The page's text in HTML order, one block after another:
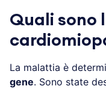
Quali sono
La malattia è
gene. Sono state